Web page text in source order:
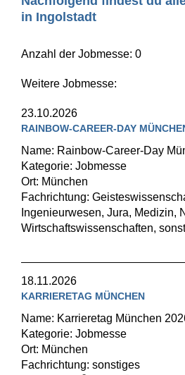
in Ingolstadt
Anzahl der Jobmesse: 0
Weitere Jobmesse:
23.10.2026
RAINBOW-CAREER-DAY
Name: Rainbow-Career-Day
Kategorie: Jobmesse
Ort: München
Fachrichtung:
Ingenieurwesen, Jura, Medizin,
Wirtschaftswissenschaften,
18.11.2026
KARRIERETAG MÜNCHEN
Name: Karrieretag München
Kategorie: Jobmesse
Ort: München
Fachrichtung: sonstiges